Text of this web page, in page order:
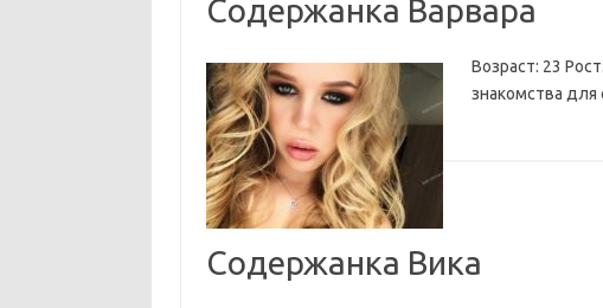
Содержанка Варвара
Возраст: 23
знакомства для
Содержанка Вика